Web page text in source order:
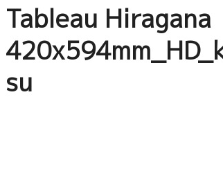
Tableau Hiragana
su